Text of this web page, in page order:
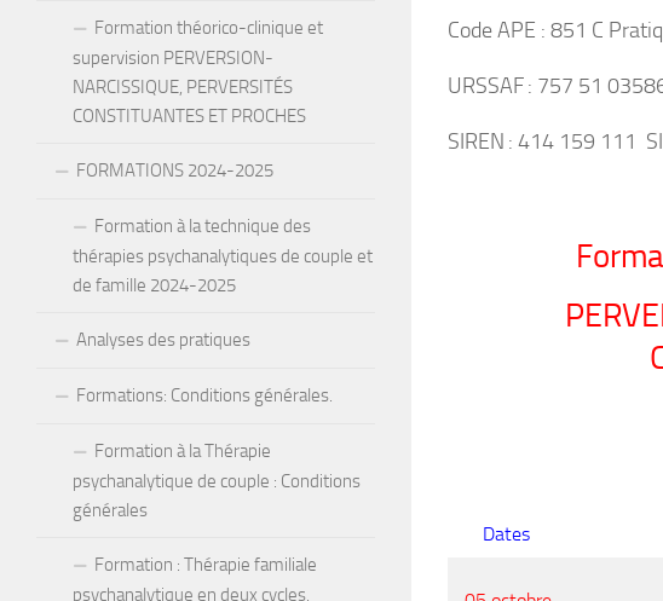
Code APE : 851 C
URSSAF : 757 51
SIREN : 414 159 111
Dates
Formation théorico-clinique et
supervision PERVERSION-
NARCISSIQUE, PERVERSITÉS
CONSTITUANTES ET PROCHES
FORMATIONS 2024-2025
Formation à la technique des
thérapies psychanalytiques de couple et
de famille 2024-2025
Analyses des pratiques
Formations: Conditions générales.
Formation à la Thérapie
psychanalytique de couple : Conditions
générales
Formation : Thérapie familiale
psychanalytique en deux cycles.